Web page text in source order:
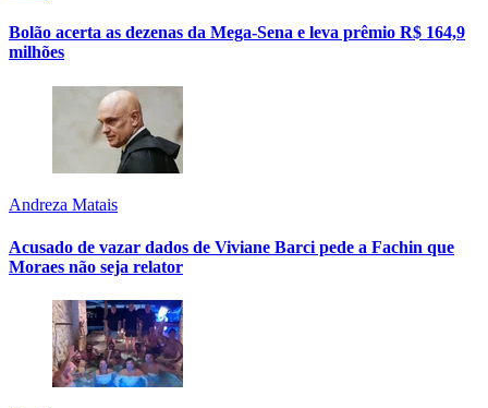
Bolão acerta as dezenas da Mega-Sena e leva prêmio R$ 164,9
milhões
Andreza Matais
Acusado de vazar dados de Viviane Barci pede a Fachin que
Moraes não seja relator